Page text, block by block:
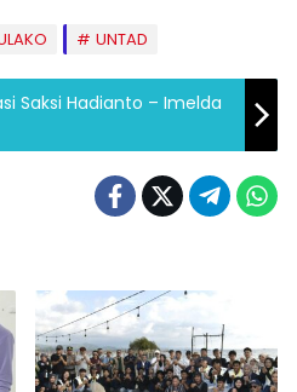
UNTAD
Saksi Hadianto – Imelda